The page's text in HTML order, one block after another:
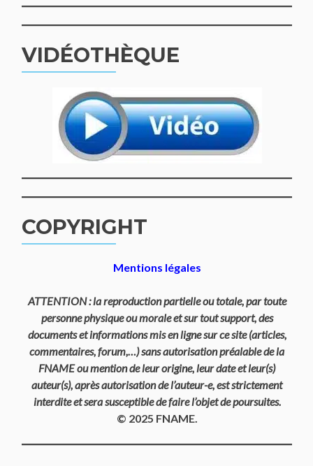
VIDÉOTHÈQUE
COPYRIGHT
Mentions légales
ATTENTION : la reproduction partielle ou totale, par toute
personne physique ou morale et sur tout support, des
documents et informations mis en ligne sur ce site (articles,
commentaires, forum,…) sans autorisation préalable de la
FNAME ou mention de leur origine, leur date et leur(s)
auteur(s), après autorisation de l’auteur-e, est strictement
interdite et sera susceptible de faire l’objet de poursuites.
© 2025 FNAME.